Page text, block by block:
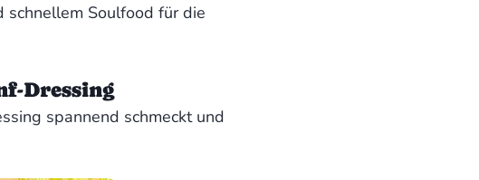
schnellem Soulfood für die
Dressing
spannend schmeckt und